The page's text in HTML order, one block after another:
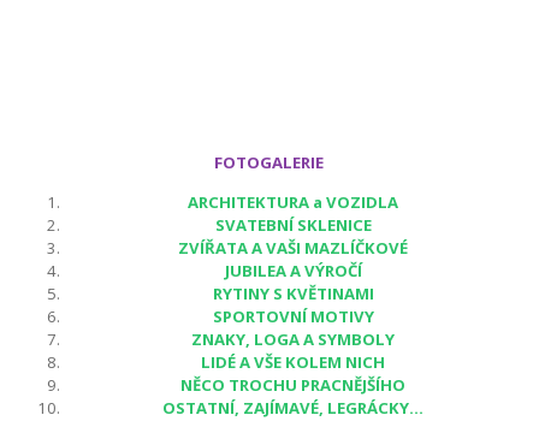
FOTOGALERIE
ARCHITEKTURA a VOZIDLA
SVATEBNÍ SKLENICE
ZVÍŘATA A VAŠI MAZLÍČKOVÉ
JUBILEA A VÝROČÍ
RYTINY S KVĚTINAMI
SPORTOVNÍ MOTIVY
ZNAKY, LOGA A SYMBOLY
LIDÉ A VŠE KOLEM NICH
NĚCO TROCHU PRACNĚJŠÍHO
OSTATNÍ, ZAJÍMAVÉ, LEGRÁCKY...